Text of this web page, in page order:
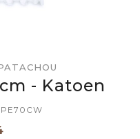
- Katoen